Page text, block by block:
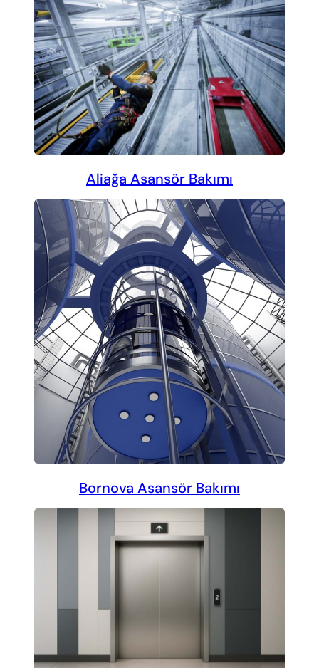
Aliağa Asansör Bakımı
Bornova Asansör Bakımı